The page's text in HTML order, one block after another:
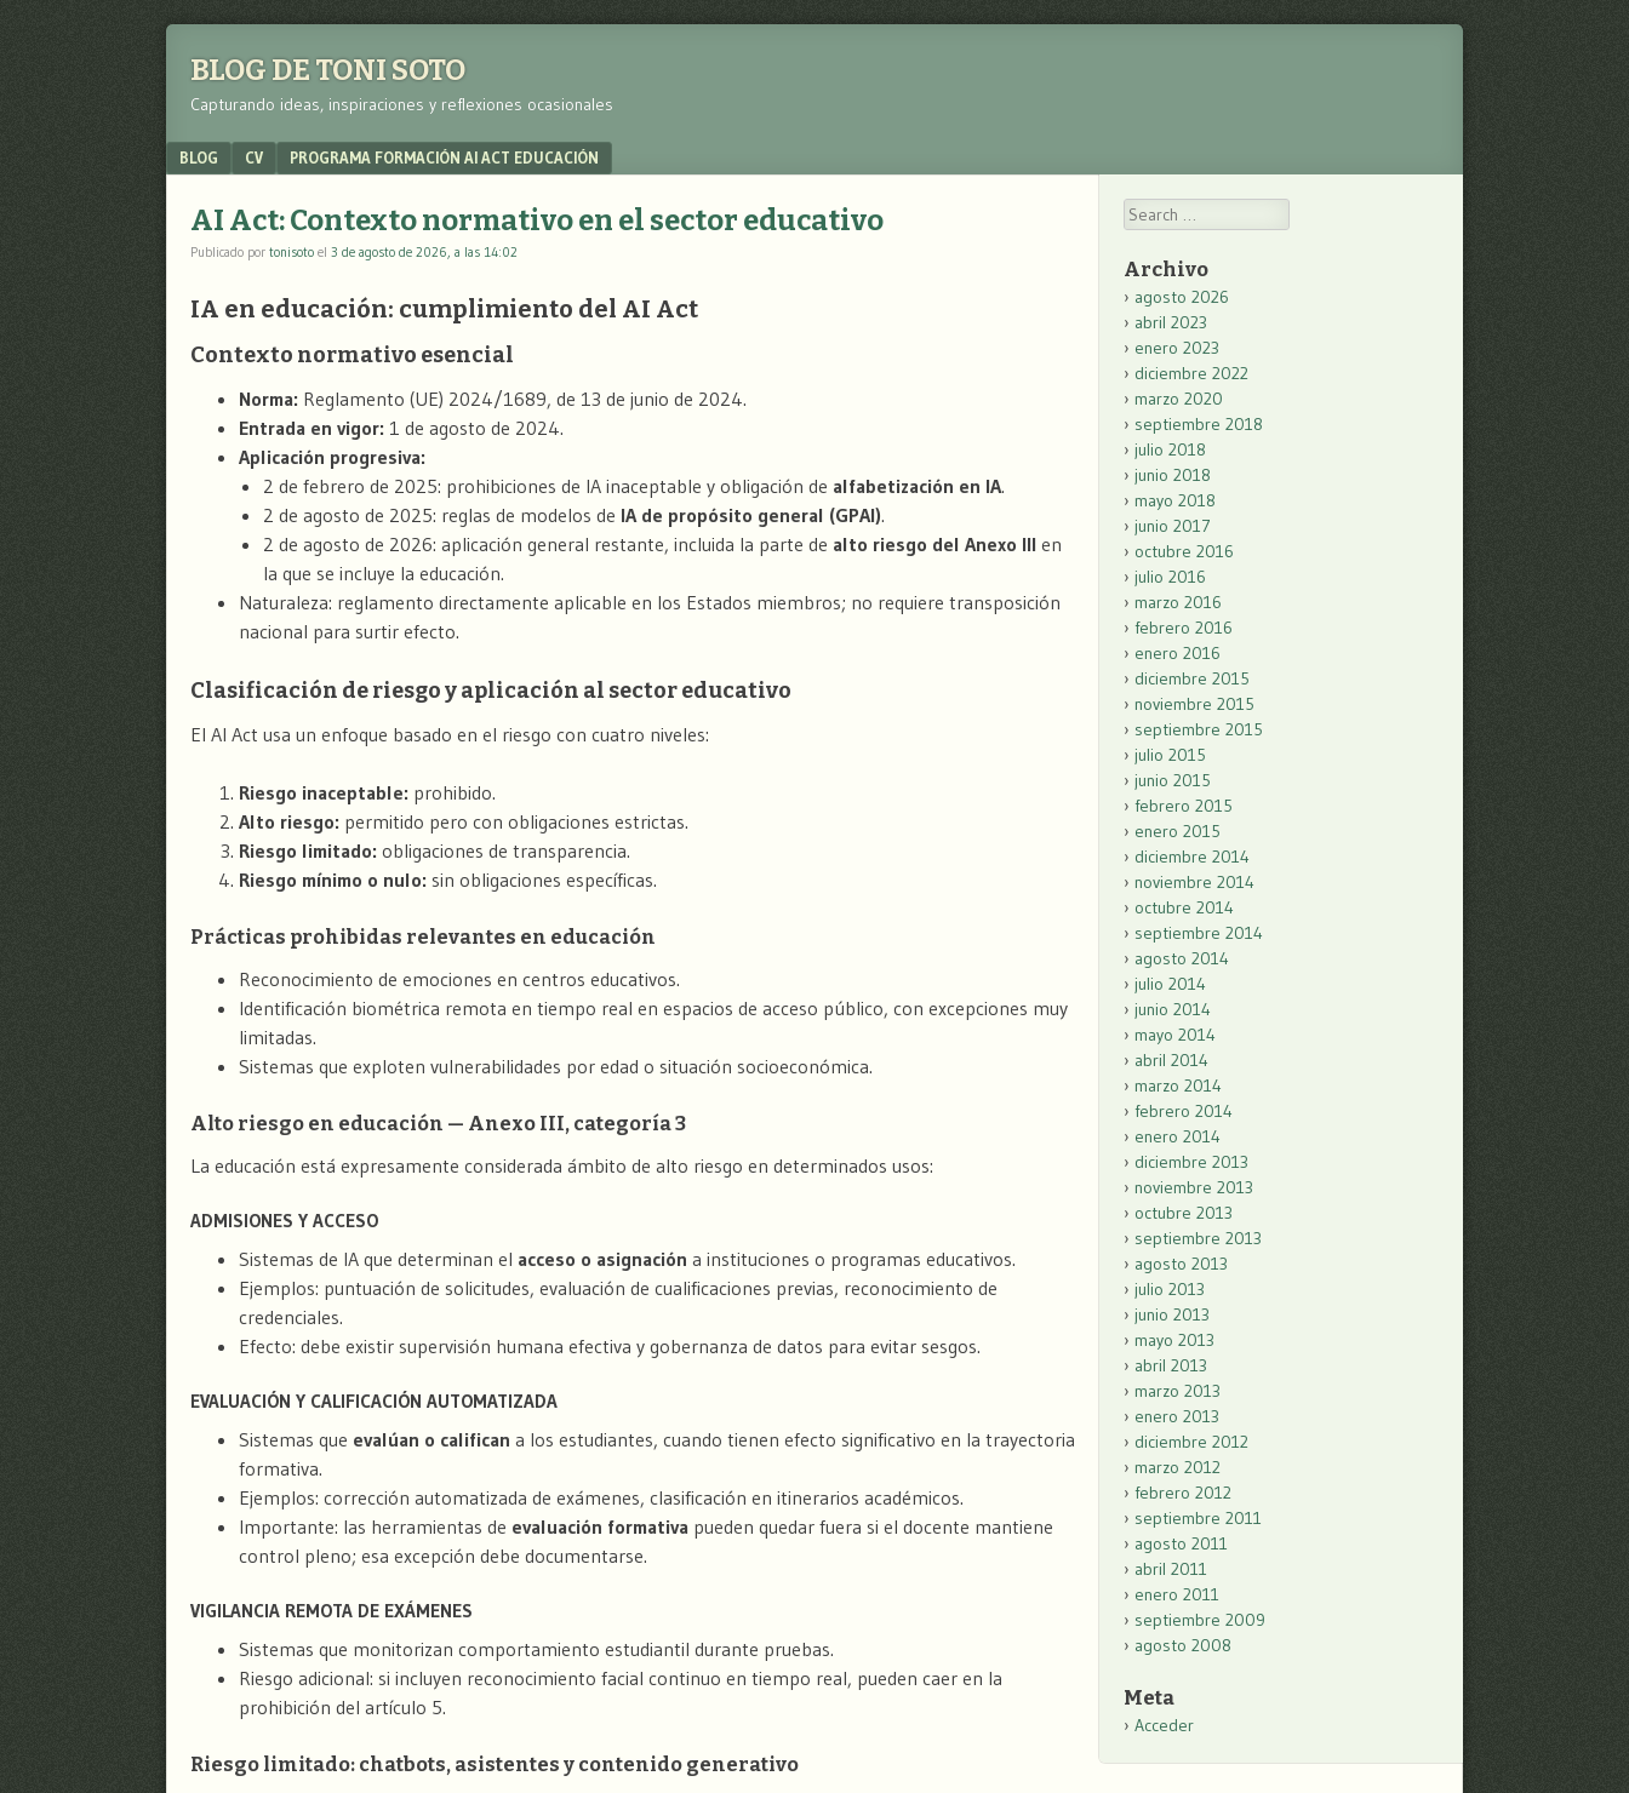
BLOG DE TONI SOTO
Capturando ideas, inspiraciones y reflexiones ocasionales
Menu
SKIP TO CONTENT
BLOG CV PROGRAMA FORMACIÓN AI ACT EDUCACIÓN
AI Act: Contexto normativo en el sector educativo
Publicado por tonisoto el 3 de agosto de 2026, a las 14:02
IA en educación: cumplimiento del AI Act
Contexto normativo esencial
Norma: Reglamento (UE) 2024/1689, de 13 de junio de 2024.
Entrada en vigor: 1 de agosto de 2024.
Aplicación progresiva:
2 de febrero de 2025: prohibiciones de IA inaceptable y obligación de alfabetización en IA.
2 de agosto de 2025: reglas de modelos de IA de propósito general (GPAI).
2 de agosto de 2026: aplicación general restante, incluida la parte de alto riesgo del Anexo III en
la que se incluye la educación.
Naturaleza: reglamento directamente aplicable en los Estados miembros; no requiere transposición
nacional para surtir efecto.
Clasificación de riesgo y aplicación al sector educativo
El AI Act usa un enfoque basado en el riesgo con cuatro niveles:
Riesgo inaceptable: prohibido.
Alto riesgo: permitido pero con obligaciones estrictas.
Riesgo limitado: obligaciones de transparencia.
Riesgo mínimo o nulo: sin obligaciones específicas.
Prácticas prohibidas relevantes en educación
Reconocimiento de emociones en centros educativos.
Identificación biométrica remota en tiempo real en espacios de acceso público, con excepciones muy
limitadas.
Sistemas que exploten vulnerabilidades por edad o situación socioeconómica.
Alto riesgo en educación — Anexo III, categoría 3
La educación está expresamente considerada ámbito de alto riesgo en determinados usos:
ADMISIONES Y ACCESO
Sistemas de IA que determinan el acceso o asignación a instituciones o programas educativos.
Ejemplos: puntuación de solicitudes, evaluación de cualificaciones previas, reconocimiento de
credenciales.
Efecto: debe existir supervisión humana efectiva y gobernanza de datos para evitar sesgos.
EVALUACIÓN Y CALIFICACIÓN AUTOMATIZADA
Sistemas que evalúan o califican a los estudiantes, cuando tienen efecto significativo en la trayectoria
formativa.
Ejemplos: corrección automatizada de exámenes, clasificación en itinerarios académicos.
Importante: las herramientas de evaluación formativa pueden quedar fuera si el docente mantiene
control pleno; esa excepción debe documentarse.
VIGILANCIA REMOTA DE EXÁMENES
Sistemas que monitorizan comportamiento estudiantil durante pruebas.
Riesgo adicional: si incluyen reconocimiento facial continuo en tiempo real, pueden caer en la
prohibición del artículo 5.
Riesgo limitado: chatbots, asistentes y contenido generativo
Search
Archivo
agosto 2026
abril 2023
enero 2023
diciembre 2022
marzo 2020
septiembre 2018
julio 2018
junio 2018
mayo 2018
junio 2017
octubre 2016
julio 2016
marzo 2016
febrero 2016
enero 2016
diciembre 2015
noviembre 2015
septiembre 2015
julio 2015
junio 2015
febrero 2015
enero 2015
diciembre 2014
noviembre 2014
octubre 2014
septiembre 2014
agosto 2014
julio 2014
junio 2014
mayo 2014
abril 2014
marzo 2014
febrero 2014
enero 2014
diciembre 2013
noviembre 2013
octubre 2013
septiembre 2013
agosto 2013
julio 2013
junio 2013
mayo 2013
abril 2013
marzo 2013
enero 2013
diciembre 2012
marzo 2012
febrero 2012
septiembre 2011
agosto 2011
abril 2011
enero 2011
septiembre 2009
agosto 2008
Meta
Acceder